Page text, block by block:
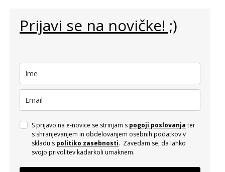
Prijavi se na novičke! ;)
S prijavo na e-novice se strinjam s pogoji poslovanja ter
s shranjevanjem in obdelovanjem osebnih podatkov v
skladu s politiko zasebnosti. Zavedam se, da lahko
svojo privolitev kadarkoli umaknem.